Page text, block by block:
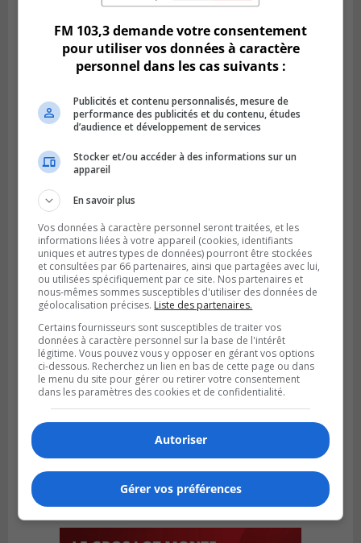
Publié le 5 août 2026 à 09h42
La SQ lance un appel à la population pour
retrouver un homme disparu
FM 103,3 demande votre consentement
pour utiliser vos données à caractère
personnel dans les cas suivants :
Publicités et contenu personnalisés, mesure de
performance des publicités et du contenu, études
d’audience et développement de services
Stocker et/ou accéder à des informations sur un
appareil
En savoir plus
Vos données à caractère personnel seront traitées, et les
informations liées à votre appareil (cookies, identifiants
uniques et autres types de données) pourront être stockées
et consultées par 66 partenaires, ainsi que partagées avec lui,
ou utilisées spécifiquement par ce site. Nos partenaires et
nous-mêmes sommes susceptibles d'utiliser des données de
géolocalisation précises. Liste des partenaires.
Certains fournisseurs sont susceptibles de traiter vos
données à caractère personnel sur la base de l'intérêt
légitime. Vous pouvez vous y opposer en gérant vos options
ci-dessous. Recherchez un lien en bas de cette page ou dans
le menu du site pour gérer ou retirer votre consentement
dans les paramètres des cookies et de confidentialité.
Autoriser
Gérer vos préférences